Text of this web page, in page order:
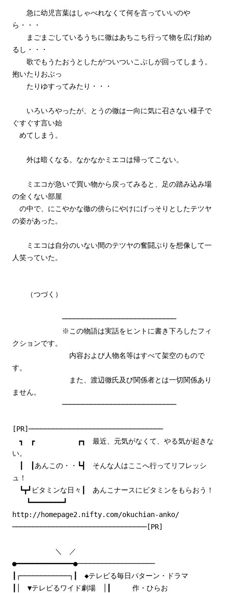
急に幼児言葉はしゃべれなくて何を言っていいのや
ら・・・
まごまごしているうちに徹はあちこち行って物を広げ始め
るし・・・
歌でもうたおうとしたがついついこぶしが回ってしまう。
抱いたりおぶっ
たりゆすってみたり・・・
いろいろやったが、とうの徹は一向に気に召さない様子で
ぐすぐす言い始
めてしまう。
外は暗くなる。なかなかミエコは帰ってこない。
ミエコが急いで買い物から戻ってみると、足の踏み込み場
の全くない部屋
の中で、にこやかな徹の傍らにやけにげっそりとしたテツヤ
の姿があった。
ミエコは自分のいない間のテツヤの奮闘ぶりを想像して一
人笑っていた。
（つづく）
────────────────────────────
※この物語は実話をヒントに書き下ろしたフィ
クションです。
内容および人物名等はすべて架空のもので
す。
また、渡辺徹氏及び関係者とは一切関係あり
ません。
────────────────────────────
[PR]─────────────────────────────────
┓ ┏ ┏┓ 最近、元気がなくて、やる気が起きな
い。
┃ ┃あんこの・・┗┫ そんな人はここへ行ってリフレッシ
ュ！
┗┳┛ビタミンな日々┃ あんこナースにビタミンをもらおう！
┗━━━━━━━━┛
http://homepage2.nifty.com/okuchian-anko/
─────────────────────────────────[PR]
＼ ／
●━━━━━━━━━━━━━━●───────────────────
┃┌────────────┐┃ ◆テレビる毎日パターン・ドラマ
┃│ ▼テレビるワイド劇場 │┃ 作・ひらお